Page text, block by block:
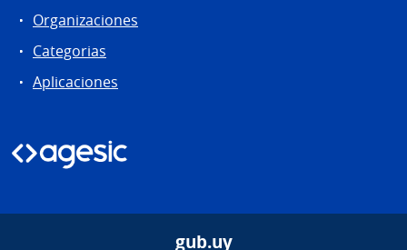
Organizaciones
Categorias
Aplicaciones
gub.uy